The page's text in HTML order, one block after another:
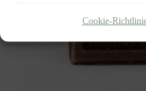
Cookie-